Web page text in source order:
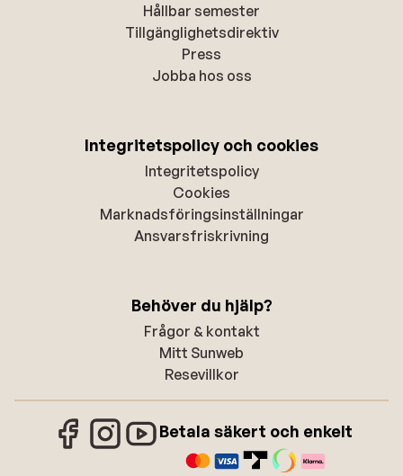
Hållbar semester
Tillgänglighetsdirektiv
Press
Jobba hos oss
Integritetspolicy och cookies
Integritetspolicy
Cookies
Marknadsföringsinställningar
Ansvarsfriskrivning
Behöver du hjälp?
Frågor & kontakt
Mitt Sunweb
Resevillkor
Betala säkert och enkelt